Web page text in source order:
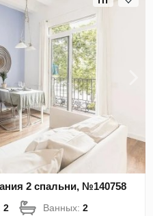
2 спальни, №140758
2 Ванных:2